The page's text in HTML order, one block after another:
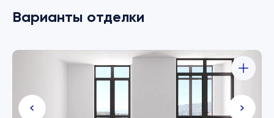
Варианты отделки